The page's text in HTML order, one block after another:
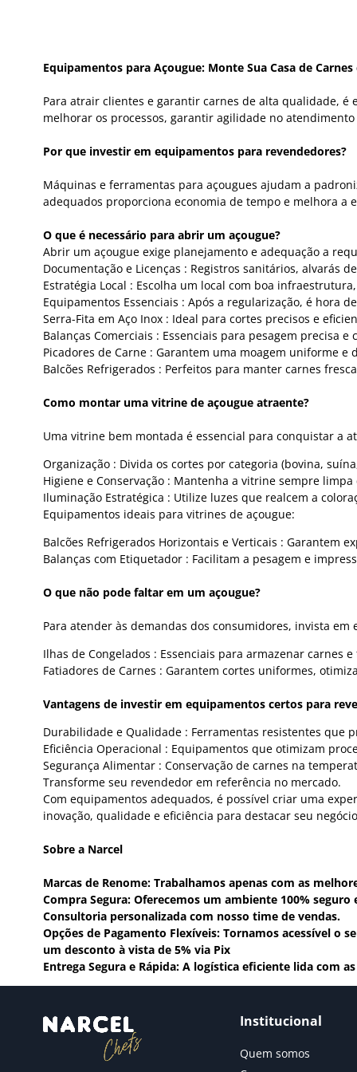
Equipamentos para Açougue: Monte Sua Casa de
Para atrair clientes e garantir carnes de alta qualidade,
melhorar os processos, garantir agilidade no
Por que investir em equipamentos para revendedores?
Máquinas e ferramentas para açougues ajudam a
adequados proporciona economia de tempo e melhora
O que é necessário para abrir um açougue?
Abrir um açougue exige planejamento e adequação a
Documentação e Licenças : Registros sanitários, alvarás
Estratégia Local : Escolha um local com boa
Equipamentos Essenciais : Após a regularização, é hora
Serra-Fita em Aço Inox : Ideal para cortes precisos e
Balanças Comerciais : Essenciais para pesagem precisa
Picadores de Carne : Garantem uma moagem uniforme e
Balcões Refrigerados : Perfeitos para manter carnes
Como montar uma vitrine de açougue atraente?
Uma vitrine bem montada é essencial para conquistar a
Organização : Divida os cortes por categoria (bovina,
Higiene e Conservação : Mantenha a vitrine sempre
Iluminação Estratégica : Utilize luzes que realcem a
Equipamentos ideais para vitrines de açougue:
Balcões Refrigerados Horizontais e Verticais : Garantem
Balanças com Etiquetador : Facilitam a pesagem e
O que não pode faltar em um açougue?
Para atender às demandas dos consumidores, invista
Ilhas de Congelados : Essenciais para armazenar
Fatiadores de Carnes : Garantem cortes uniformes,
Vantagens de investir em equipamentos certos para
Durabilidade e Qualidade : Ferramentas resistentes que
Eficiência Operacional : Equipamentos que otimizam
Segurança Alimentar : Conservação de carnes na
Transforme seu revendedor em referência no mercado.
Com equipamentos adequados, é possível criar uma
inovação, qualidade e eficiência para destacar seu
Sobre a Narcel
Marcas de Renome: Trabalhamos apenas com as
Compra Segura: Oferecemos um ambiente 100%
Consultoria personalizada com nosso time de vendas.
Opções de Pagamento Flexíveis: Tornamos acessível o
um desconto à vista de 5% via Pix
Entrega Segura e Rápida: A logística eficiente lida com
Institucional
Quem somos